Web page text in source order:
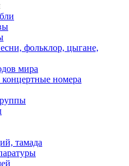
фольклор, цыгане,
мира
номера
тамада